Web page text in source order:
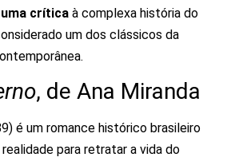
crítica à complexa história do
um dos clássicos da
, de Ana Miranda
é um romance histórico brasileiro
para retratar a vida do